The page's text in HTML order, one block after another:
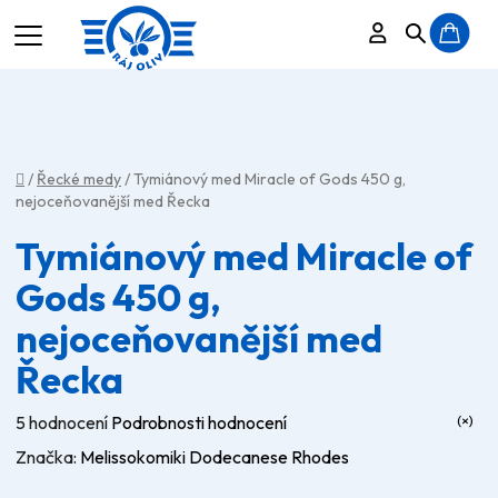
Přihlášení
Hledat
Domů
/ Řecké medy/Tymiánový med Miracle of Gods 450 g,
nejoceňovanější med Řecka
Tymiánový med Miracle of
Gods 450 g,
nejoceňovanější med
Řecka
Průměrné
hodnocení
5 hodnocení Podrobnosti hodnocení
Značka: Melissokomiki Dodecanese Rhodes